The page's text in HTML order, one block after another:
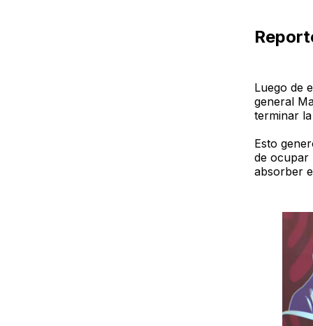
Luego de
general
terminar
Esto
de ocupar
absorber